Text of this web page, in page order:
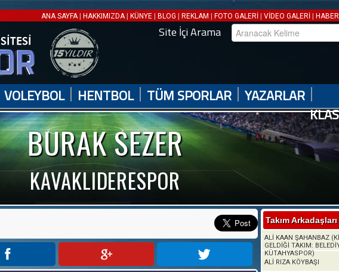
ANA SAYFA| HAKKIMIZDA| KÜNYE | BLOG | REKLAM | FOTO GALERİ | VİDEO GALERİ |
Site İçi Arama
VOLEYBOL | HENTBOL | TÜM SPORLAR | YAZARLAR |
BURAK SEZER
KAVAKLIDERESPOR
Takım Arkadaşları
ALİ KAAN ŞAHANBAZ
GELDİĞİ TAKIM:
KÜTAHYASPOR)
ALİ RIZA KÖYBAŞI